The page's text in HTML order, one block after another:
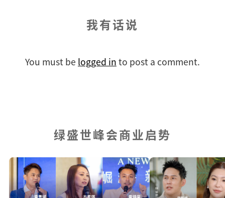
我有话说
You must be logged in to post a comment.
绿盛世峰会商业启势